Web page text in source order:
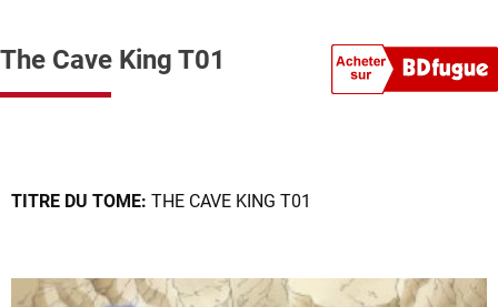
The Cave King T01
TITRE DU TOME: THE CAVE KING T01